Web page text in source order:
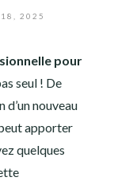
2025
pour
seul ! De
nouveau
apporter
quelques